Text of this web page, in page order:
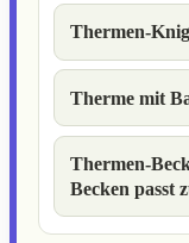
Thermen-
Therme mit
Thermen-
Becken passt